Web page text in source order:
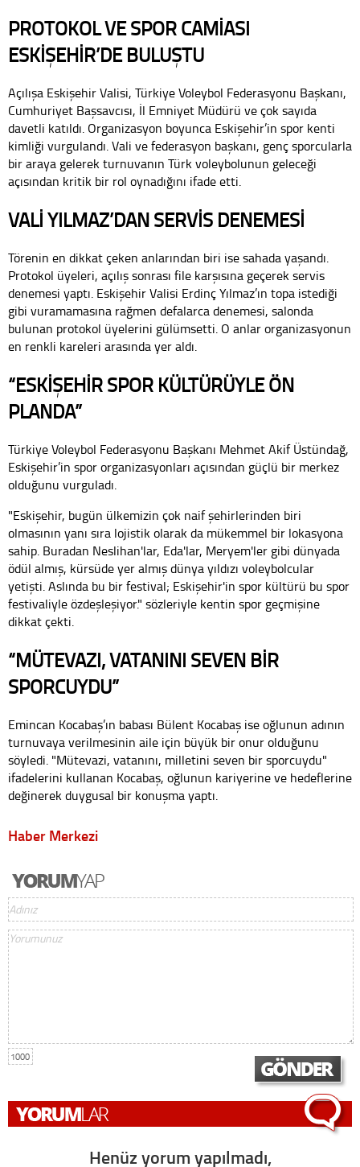
PROTOKOL VE SPOR CAMİASI
ESKİŞEHİR’DE BULUŞTU
Açılışa Eskişehir Valisi, Türkiye Voleybol Federasyonu Başkanı,
Cumhuriyet Başsavcısı, İl Emniyet Müdürü ve çok sayıda
davetli katıldı. Organizasyon boyunca Eskişehir’in spor kenti
kimliği vurgulandı. Vali ve federasyon başkanı, genç sporcularla
bir araya gelerek turnuvanın Türk voleybolunun geleceği
açısından kritik bir rol oynadığını ifade etti.
VALİ YILMAZ’DAN SERVİS DENEMESİ
Törenin en dikkat çeken anlarından biri ise sahada yaşandı.
Protokol üyeleri, açılış sonrası file karşısına geçerek servis
denemesi yaptı. Eskişehir Valisi Erdinç Yılmaz’ın topa istediği
gibi vuramamasına rağmen defalarca denemesi, salonda
bulunan protokol üyelerini gülümsetti. O anlar organizasyonun
en renkli kareleri arasında yer aldı.
“ESKİŞEHİR SPOR KÜLTÜRÜYLE ÖN
PLANDA”
Türkiye Voleybol Federasyonu Başkanı Mehmet Akif Üstündağ,
Eskişehir’in spor organizasyonları açısından güçlü bir merkez
olduğunu vurguladı.
"Eskişehir, bugün ülkemizin çok naif şehirlerinden biri
olmasının yanı sıra lojistik olarak da mükemmel bir lokasyona
sahip. Buradan Neslihan'lar, Eda'lar, Meryem'ler gibi dünyada
ödül almış, kürsüde yer almış dünya yıldızı voleybolcular
yetişti. Aslında bu bir festival; Eskişehir'in spor kültürü bu spor
festivaliyle özdeşleşiyor." sözleriyle kentin spor geçmişine
dikkat çekti.
“MÜTEVAZI, VATANINI SEVEN BİR
SPORCUYDU”
Emincan Kocabaş’ın babası Bülent Kocabaş ise oğlunun adının
turnuvaya verilmesinin aile için büyük bir onur olduğunu
söyledi. "Mütevazi, vatanını, milletini seven bir sporcuydu"
ifadelerini kullanan Kocabaş, oğlunun kariyerine ve hedeflerine
değinerek duygusal bir konuşma yaptı.
Haber Merkezi
1000
Henüz yorum yapılmadı,